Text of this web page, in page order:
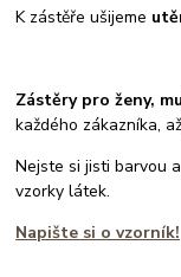
K zástěře ušijeme
Zástěry pro ženy,
každého zákazníka, až
Nejste si jisti barvou
vzorky látek.
Napište si o vzorník!